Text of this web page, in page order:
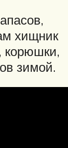
хищник
корюшки,
зимой.